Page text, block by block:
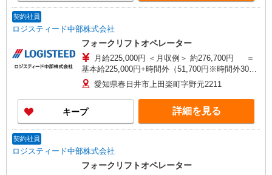
契約社員
ロジスティード中部株式会社
フォークリフトオペレーター
月給225,000円 ＜月収例＞ 約276,700円 ＝
基本給225,000円+時間外（51,700円※時間外30時
間の場合）
愛知県春日井市上田楽町字野元2211
キープ 詳細を見る
契約社員
ロジスティード中部株式会社
フォークリフトオペレーター